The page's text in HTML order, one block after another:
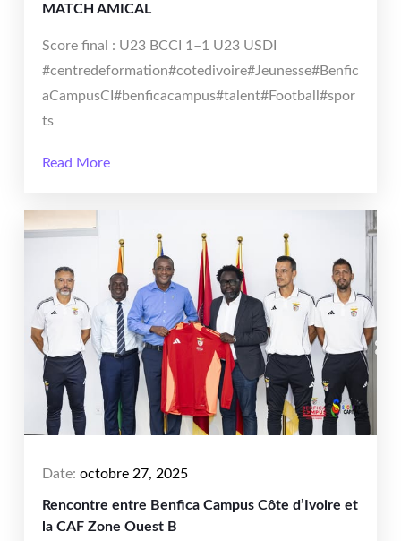
MATCH AMICAL
Score final : U23 BCCI 1–1 U23 USDI
#centredeformation#cotedivoire#Jeunesse#Benfic
aCampusCI#benficacampus#talent#Football#spor
ts
Read More
Date: octobre 27, 2025
Rencontre entre Benfica Campus Côte d’Ivoire et
la CAF Zone Ouest B